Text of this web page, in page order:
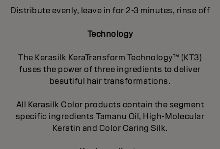
Distribute evenly, leave in for 2-3 minutes, rinse off
Technology
The Kerasilk KeraTransform Technology™ (KT3)
fuses the power of three ingredients to deliver
beautiful hair transformations.
All Kerasilk Color products contain the segment
specific ingredients Tamanu Oil, High-Molecular
Keratin and Color Caring Silk.